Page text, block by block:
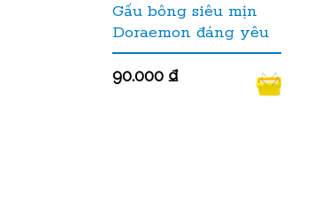
Gấu bông siêu mịn
Doraemon đáng yêu
90.000 ₫